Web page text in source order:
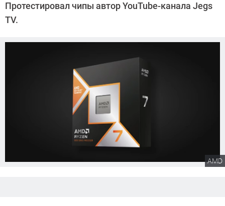
Калашников
Протестировал чипы автор YouTube-канала Jegs
TV.
AMD